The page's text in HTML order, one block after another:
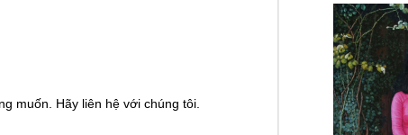
muốn. Hãy liên hệ với chúng tôi.